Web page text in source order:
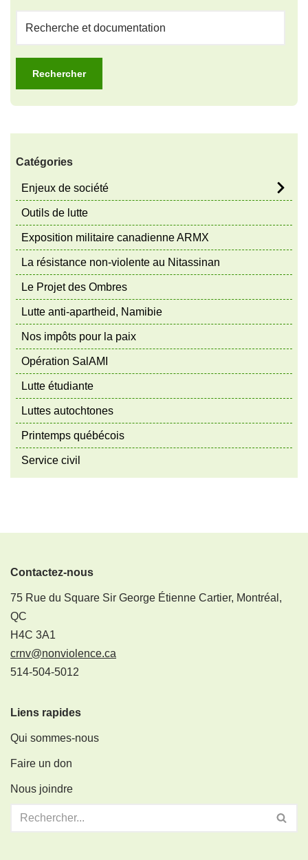
Catégories
Enjeux de société
Outils de lutte
Exposition militaire canadienne ARMX
La résistance non-violente au Nitassinan
Le Projet des Ombres
Lutte anti-apartheid, Namibie
Nos impôts pour la paix
Opération SalAMI
Lutte étudiante
Luttes autochtones
Printemps québécois
Service civil
Contactez-nous
75 Rue du Square Sir George Étienne Cartier, Montréal,
QC
H4C 3A1
crnv@nonviolence.ca
514-504-5012
Liens rapides
Qui sommes-nous
Faire un don
Nous joindre